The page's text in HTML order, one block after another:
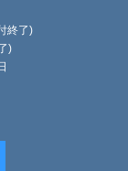
終了)
)